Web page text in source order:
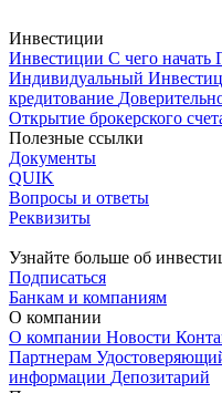
Инвестиции
Инвестиции С чего начать
Индивидуальный
кредитование
Открытие брокерского
Полезные ссылки
Документы
QUIK
Вопросы и ответы
Реквизиты
Узнайте больше об
Подписаться
Банкам и компаниям
О компании
О компании Новости
Партнерам
информации Депозитарий